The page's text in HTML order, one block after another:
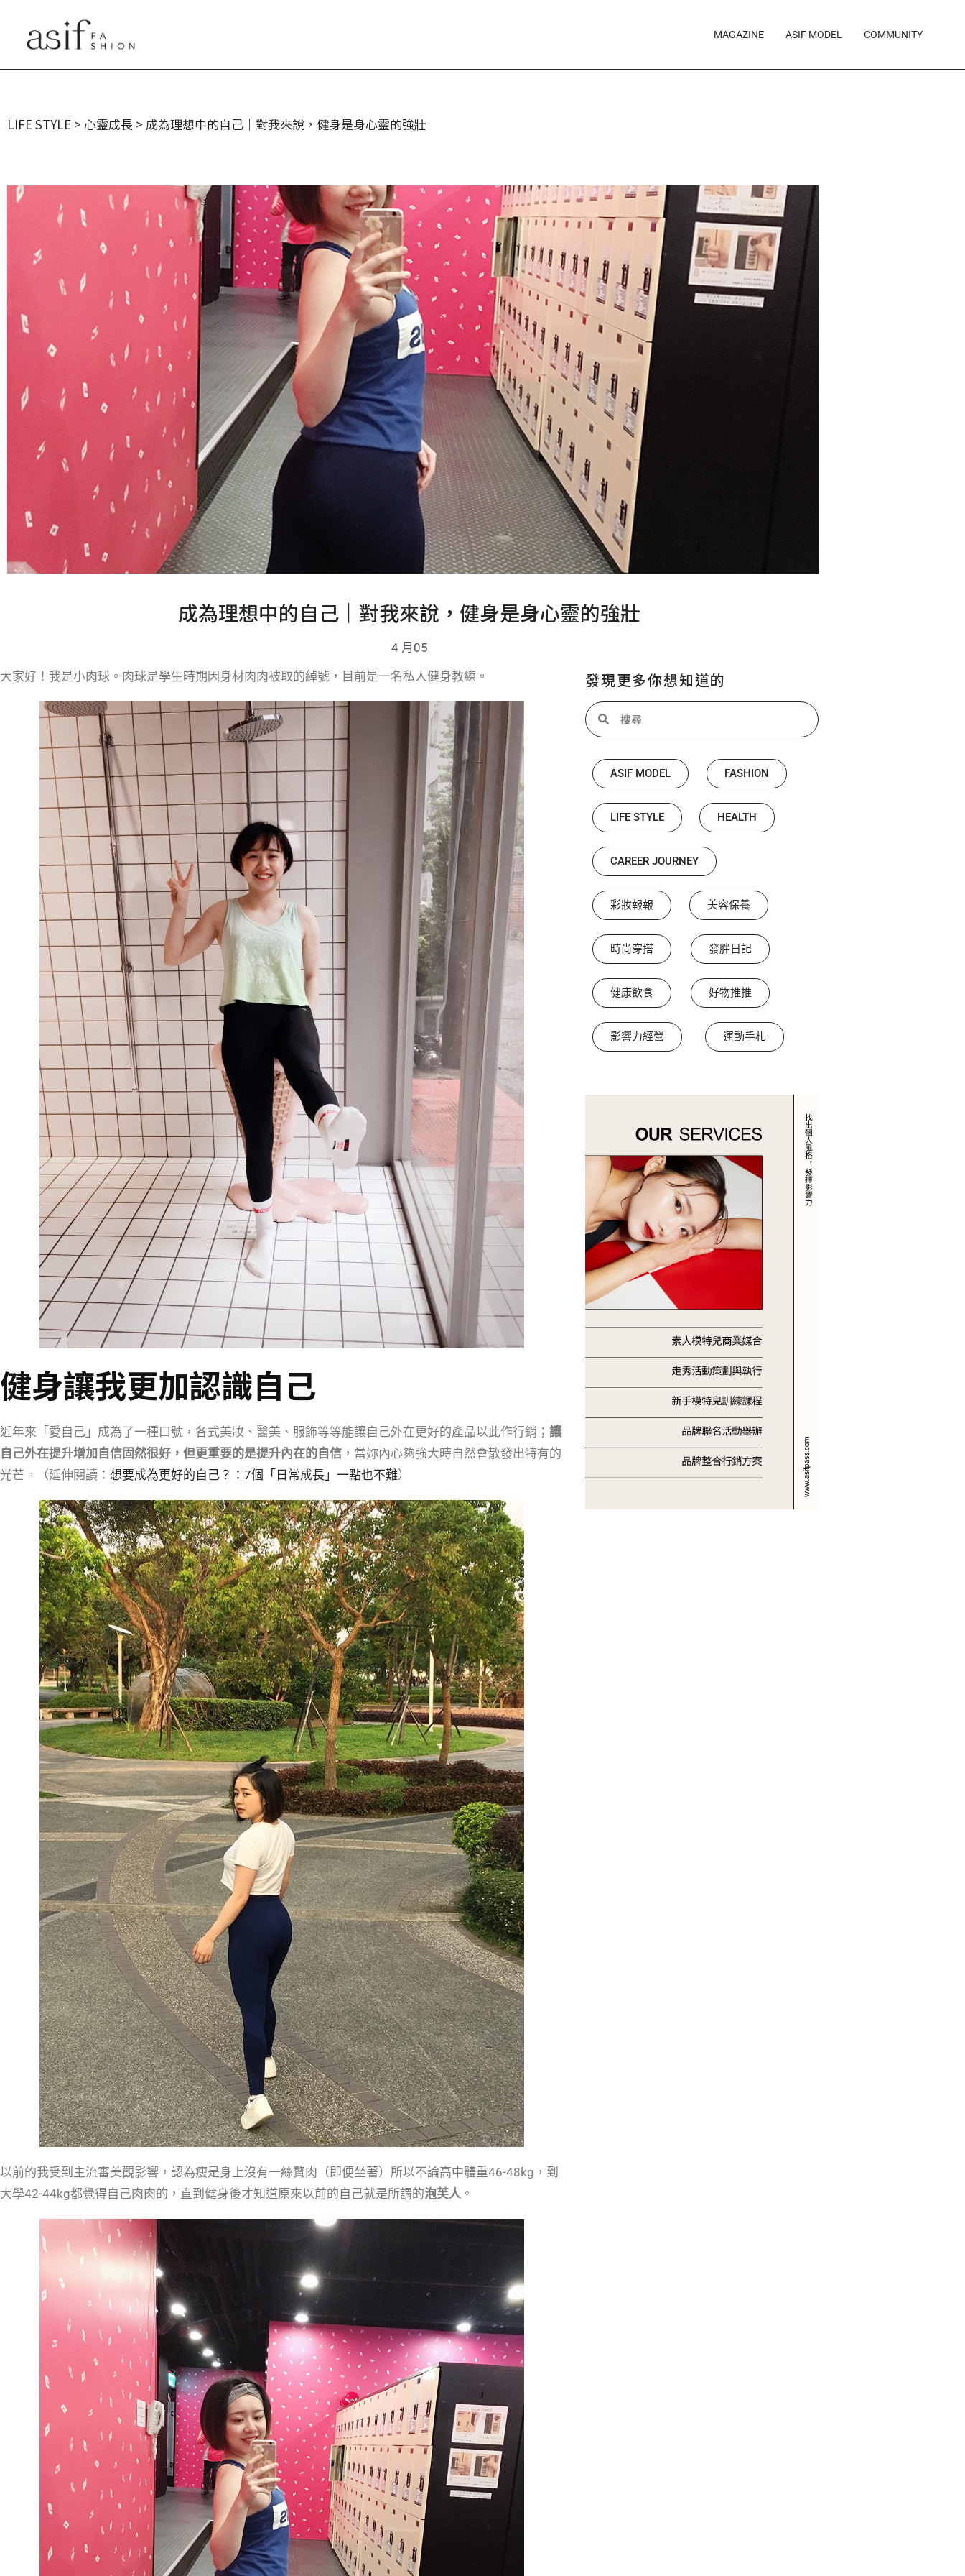
MAGAZINE ASIF MODEL COMMUNITY
LIFE STYLE > 心靈成長 > 成為理想中的自己｜對我來說，健身是身心靈的強壯
成為理想中的自己｜對我來說，健身是身心靈的強壯
4 月05
大家好！我是小肉球。肉球是學生時期因身材肉肉被取的綽號，目前是一名私人健身教練。
健身讓我更加認識自己
近年來「愛自己」成為了一種口號，各式美妝、醫美、服飾等等能讓自己外在更好的產品以此作行銷； 讓
自己外在提升增加自信固然很好，但更重要的是提升內在的自信 ，當妳內心夠強大時自然會散發出特有的
光芒。（延伸閱讀： 想要成為更好的自己？：7個「日常成長」一點也不難）
以前的我受到主流審美觀影響，認為瘦是身上沒有一絲贅肉（即便坐著）所以不論高中體重46-48kg，到
大學42-44kg都覺得自己肉肉的，直到健身後才知道原來以前的自己就是所謂的泡芙人 。
發現更多你想知道的
ASIF MODEL FASHION
LIFE STYLE HEALTH
CAREER JOURNEY
彩妝報報 美容保養
時尚穿搭 發胖日記
健康飲食 好物推推
影響力經營 運動手札